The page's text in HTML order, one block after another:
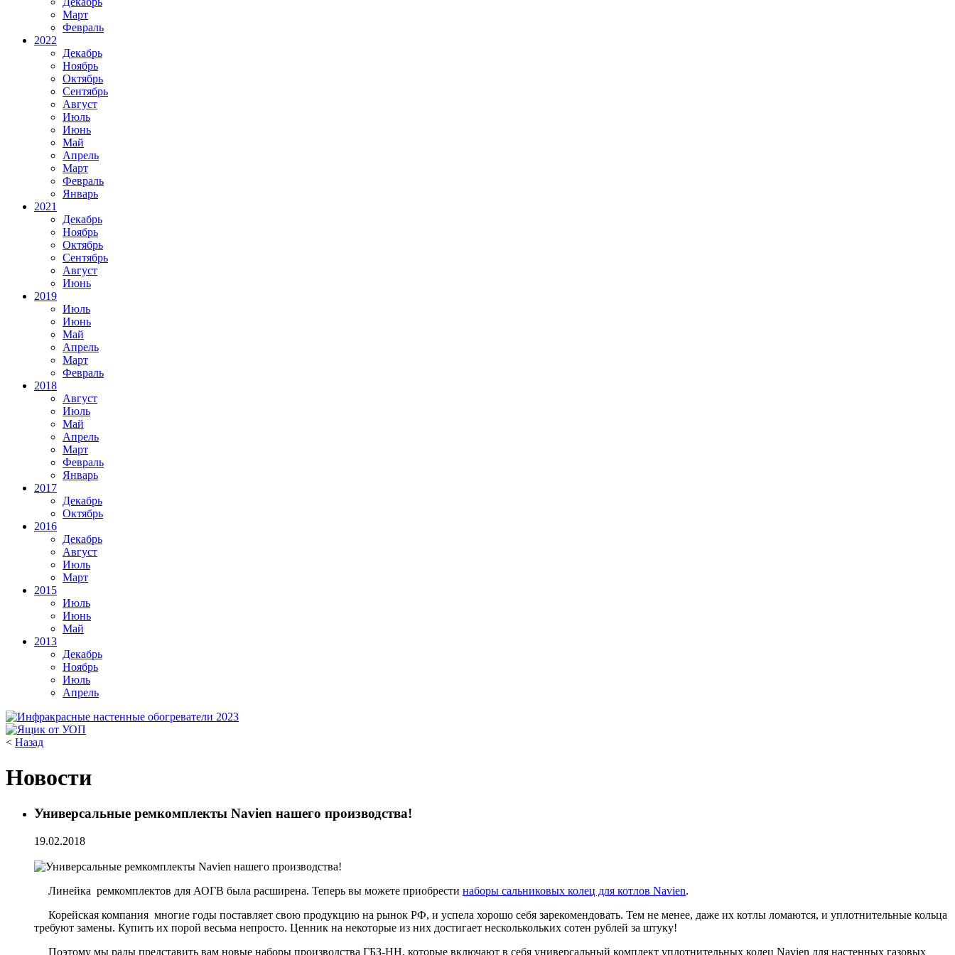
Март
Февраль
2022
Декабрь
Ноябрь
Октябрь
Сентябрь
Август
Июль
Июнь
Май
Апрель
Март
Февраль
Январь
2021
Декабрь
Ноябрь
Октябрь
Сентябрь
Август
Июнь
2019
Июль
Июнь
Май
Апрель
Март
Февраль
2018
Август
Июль
Май
Апрель
Март
Февраль
Январь
2017
Декабрь
Октябрь
2016
Декабрь
Август
Июль
Март
2015
Июль
Июнь
Май
2013
Декабрь
Ноябрь
Июль
Апрель
< Назад
Новости
Универсальные ремкомплекты Navien нашего производства!
19.02.2018
Линейка ремкомплектов для АОГВ была расширена. Теперь вы можете приобрести наборы сальниковых колец для котлов Navien.
Корейская компания многие годы поставляет свою продукцию на рынок РФ, и успела хорошо себя зарекомендовать. Тем не менее, даже их котлы ломаются, и уплотнительные кольца
требуют замены. Купить их порой весьма непросто. Ценник на некоторые из них достигает несколькольких сотен рублей за штуку!
Поэтому мы рады представить вам новые наборы производства ГБЗ-НН, которые включают в себя универсальный комплект уплотнительных колец Navien для настенных газовых